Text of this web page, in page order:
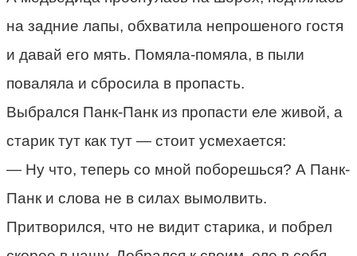
на задние лапы, обхватила непрошеного гостя
и давай его мять. Помяла-помяла, в пыли
поваляла и сбросила в пропасть.
Выбрался Панк-Панк из пропасти еле живой, а
старик тут как тут — стоит усмехается:
— Ну что, теперь со мной поборешься? А Панк-
Панк и слова не в силах вымолвить.
Притворился, что не видит старика, и побрел